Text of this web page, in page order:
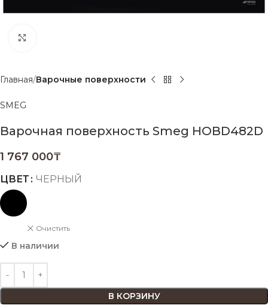
Главная Варочные поверхности
SMEG
Варочная поверхность Smeg HOBD482D
1 767 000₸
ЦВЕТ ЧЕРНЫЙ
Очистить
В наличии
В КОРЗИНУ